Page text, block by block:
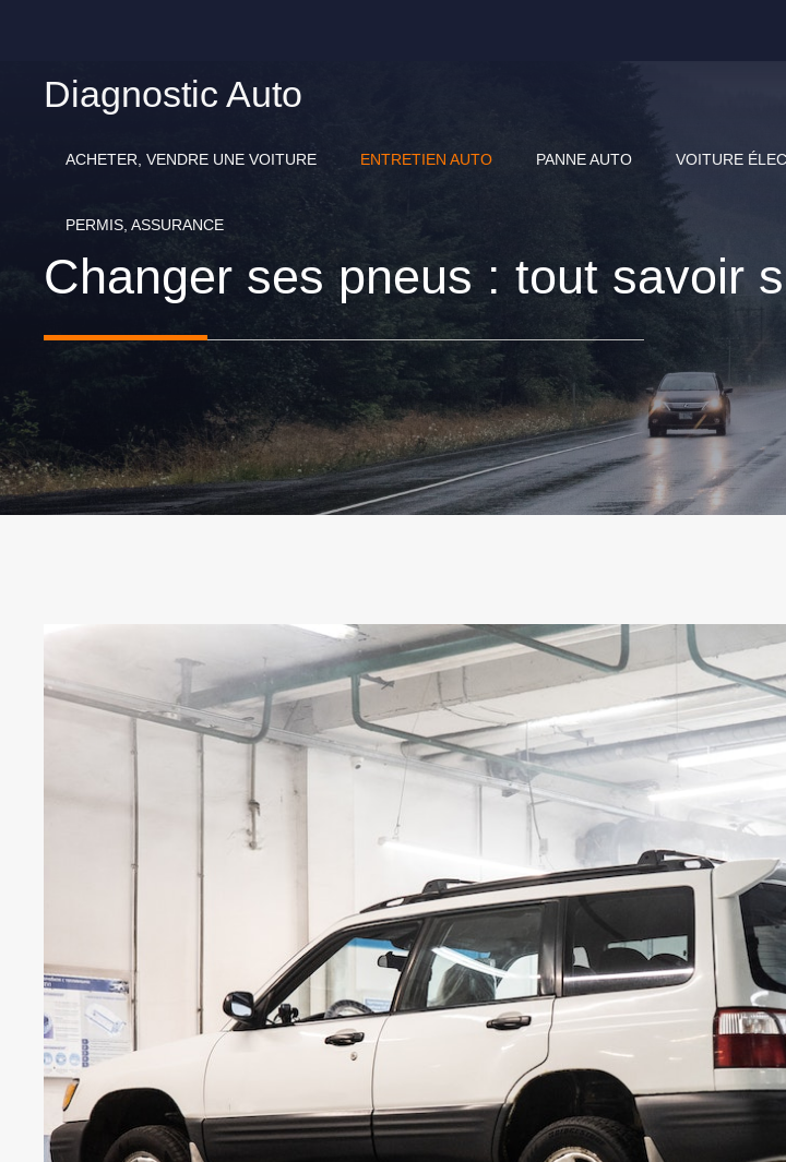
Diagnostic Auto
ACHETER, VENDRE UNE VOITURE ENTRETIEN AUTO PANNE AUTO VOITURE
PERMIS, ASSURANCE
Changer ses pneus : tout savoir